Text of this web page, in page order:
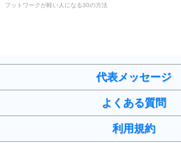
フットワークが軽い人になる30の方法
代表メッセージ
よくある質問
利用規約